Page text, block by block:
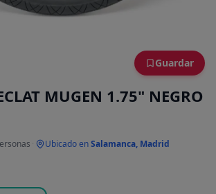
Guardar
MUGEN 1.75" NEGRO
Ubicado enSalamanca, Madrid